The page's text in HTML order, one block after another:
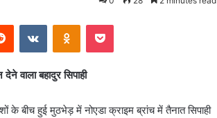
Reddit VKontakteOdnoklassniki
Pocket
वाला बहादुर सिपाही
के बीच हुई मुठभेड़ में नोएडा क्राइम ब्रांच में तैनात सिपाही